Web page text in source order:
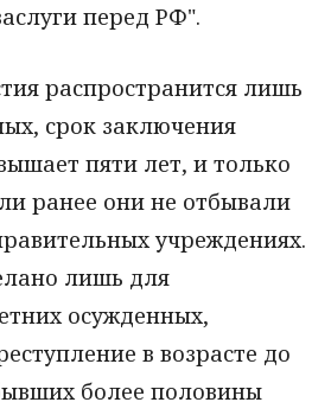
перед РФ".
распространится лишь
срок заключения
пяти лет, и только
ранее они не отбывали
учреждениях.
лишь для
осужденных,
в возрасте до
более половины